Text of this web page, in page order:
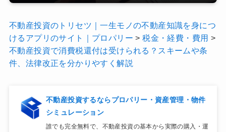
不動産投資のトリセツ｜一生モノの不動産知識を身につ
けるアプリのサイト｜プロパリー >税金・経費・費用 >
不動産投資で消費税還付は受けられる？スキームや条
件、法律改正を分かりやすく解説
不動産投資するならプロパリー・資産管理・物件
シミュレーション
誰でも完全無料で、不動産投資の基本から実際の購入・運